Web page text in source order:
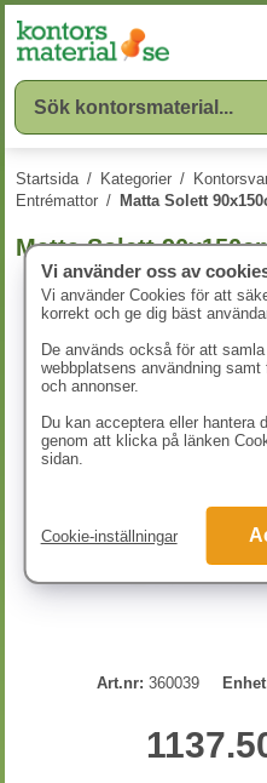
Startsida / Kategorier /
Entrémattor / Matta Solett
Matta Solett
Art.nr: 360039
Vi använder oss av
Vi använder Cookies för att
korrekt och ge dig bäst
De används också för att
webbplatsens användning samt
och annonser.
Du kan acceptera eller hantera
genom att klicka på länken
sidan.
Cookie-inställningar